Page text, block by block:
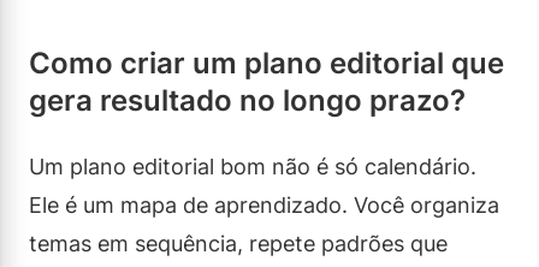
Como criar um plano editorial que
gera resultado no longo prazo?
Um plano editorial bom não é só calendário.
Ele é um mapa de aprendizado. Você organiza
temas em sequência, repete padrões que